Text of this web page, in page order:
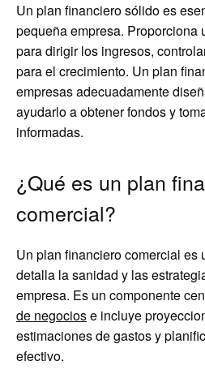
Un plan financiero sólido es
pequeña empresa. Proporciona
para dirigir los ingresos,
para el crecimiento. Un plan
empresas adecuadamente
ayudarlo a obtener fondos y
informadas.
¿Qué es un plan
comercial?
Un plan financiero comercial es
detalla la sanidad y las
empresa. Es un componente
de negociose incluye
estimaciones de gastos y
efectivo.